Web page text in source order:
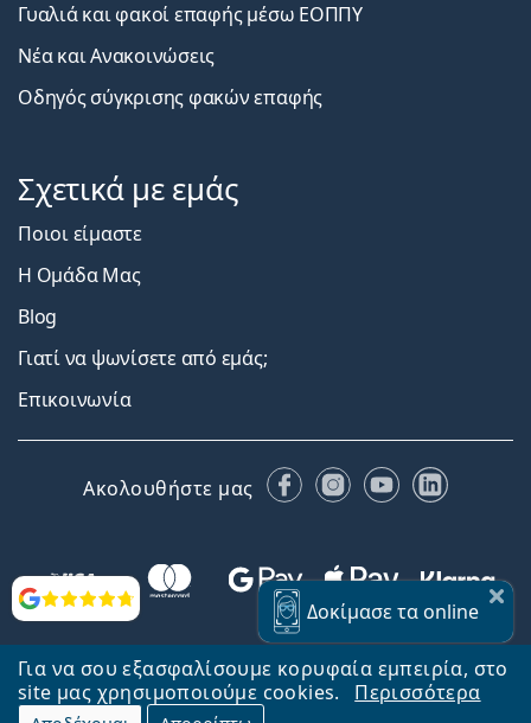
Για να σου εξασφαλίσουμε κορυφαία εμπειρία, στο
site μας χρησιμοποιούμε cookies.
Περισσότερα
Αξιολογήσεις Δοκίμασετα online
Γυαλιά και φακοί επαφής μέσω ΕΟΠΠΥ
Νέα και Ανακοινώσεις
Οδηγός σύγκρισης φακών επαφής
Σχετικά με εμάς
Ποιοι είμαστε
Η Ομάδα Μας
Blog
Γιατί να ψωνίσετε από εμάς;
Επικοινωνία
Ακολουθήστε μας FacebookInstagram
YouTubeLinkedIn